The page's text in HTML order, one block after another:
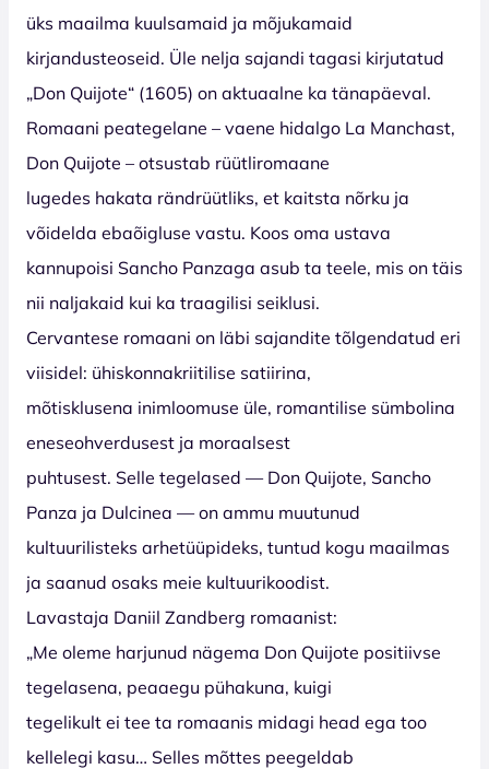
üks maailma kuulsamaid ja mõjukamaid
kirjandusteoseid. Üle nelja sajandi tagasi kirjutatud
„Don Quijote“ (1605) on aktuaalne ka tänapäeval.
Romaani peategelane – vaene hidalgo La Manchast,
Don Quijote – otsustab rüütliromaane
lugedes hakata rändrüütliks, et kaitsta nõrku ja
võidelda ebaõigluse vastu. Koos oma ustava
kannupoisi Sancho Panzaga asub ta teele, mis on täis
nii naljakaid kui ka traagilisi seiklusi.
Cervantese romaani on läbi sajandite tõlgendatud eri
viisidel: ühiskonnakriitilise satiirina,
mõtisklusena inimloomuse üle, romantilise sümbolina
eneseohverdusest ja moraalsest
puhtusest. Selle tegelased — Don Quijote, Sancho
Panza ja Dulcinea — on ammu muutunud
kultuurilisteks arhetüüpideks, tuntud kogu maailmas
ja saanud osaks meie kultuurikoodist.
Lavastaja Daniil Zandberg romaanist:
„Me oleme harjunud nägema Don Quijote positiivse
tegelasena, peaaegu pühakuna, kuigi
tegelikult ei tee ta romaanis midagi head ega too
kellelegi kasu… Selles mõttes peegeldab